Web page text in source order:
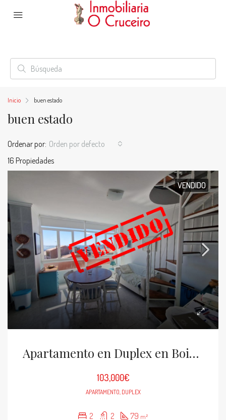
Inicio buen estado
buen estado
16 Propiedades
Ordenar por: Orden por defecto
VENDIDO
Apartamento en Duplex en Boiro, zona Cabo de
103,000€
APARTAMENTO, DUPLEX
2 2 79 m²